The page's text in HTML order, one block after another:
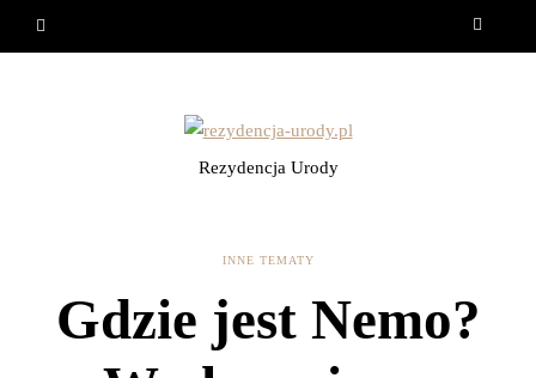
Rezydencja Urody
INNE TEMATY
Gdzie jest Nemo?